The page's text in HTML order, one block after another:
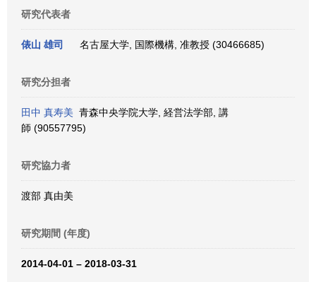
研究代表者
俵山 雄司 名古屋大学, 国際機構, 准教授 (30466685)
研究分担者
田中 真寿美 青森中央学院大学, 経営法学部, 講
師 (90557795)
研究協力者
渡部 真由美
研究期間 (年度)
2014-04-01 – 2018-03-31